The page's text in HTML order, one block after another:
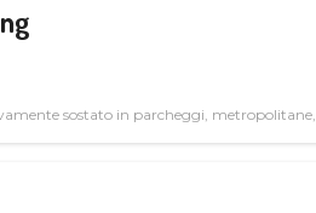
sostato in parcheggi, metropolitane,